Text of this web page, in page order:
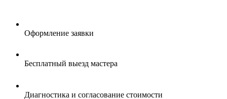
Оформление заявки
Бесплатный выезд мастера
Диагностика и согласование стоимости